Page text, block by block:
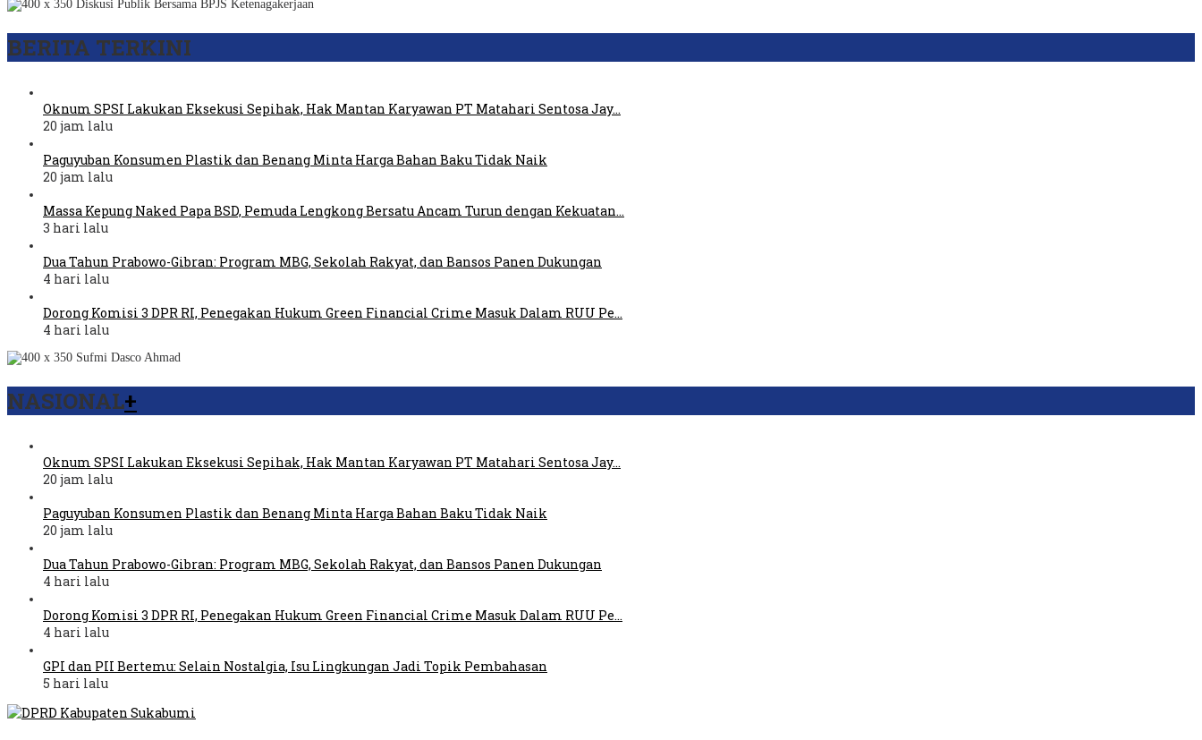
BERITA TERKINI
Oknum SPSI Lakukan Eksekusi Sepihak, Hak Mantan Karyawan PT Matahari Sentosa Jay…
20 jam lalu
Paguyuban Konsumen Plastik dan Benang Minta Harga Bahan Baku Tidak Naik
20 jam lalu
Massa Kepung Naked Papa BSD, Pemuda Lengkong Bersatu Ancam Turun dengan Kekuatan…
3 hari lalu
Dua Tahun Prabowo-Gibran: Program MBG, Sekolah Rakyat, dan Bansos Panen Dukungan
4 hari lalu
Dorong Komisi 3 DPR RI, Penegakan Hukum Green Financial Crime Masuk Dalam RUU Pe…
4 hari lalu
NASIONAL+
Oknum SPSI Lakukan Eksekusi Sepihak, Hak Mantan Karyawan PT Matahari Sentosa Jay…
20 jam lalu
Paguyuban Konsumen Plastik dan Benang Minta Harga Bahan Baku Tidak Naik
20 jam lalu
Dua Tahun Prabowo-Gibran: Program MBG, Sekolah Rakyat, dan Bansos Panen Dukungan
4 hari lalu
Dorong Komisi 3 DPR RI, Penegakan Hukum Green Financial Crime Masuk Dalam RUU Pe…
4 hari lalu
GPI dan PII Bertemu: Selain Nostalgia, Isu Lingkungan Jadi Topik Pembahasan
5 hari lalu